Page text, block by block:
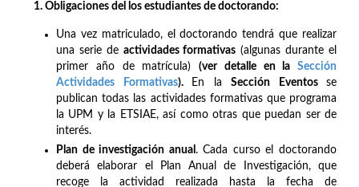
1. Obligaciones del los estudiantes de doctorando:
Una vez matriculado, el doctorando tendrá que realizar
una serie de actividades formativas (algunas durante el
primer año de matrícula) (ver detalle en la Sección
Actividades Formativas). En la Sección Eventos se
publican todas las actividades formativas que programa
la UPM y la ETSIAE, así como otras que puedan ser de
interés.
Plan de investigación anual . Cada curso el doctorando
deberá elaborar el Plan Anual de Investigación, que
recoge la actividad realizada hasta la fecha de